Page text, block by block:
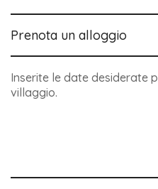
Prenota un alloggio
Inserite le date desiderate
villaggio.